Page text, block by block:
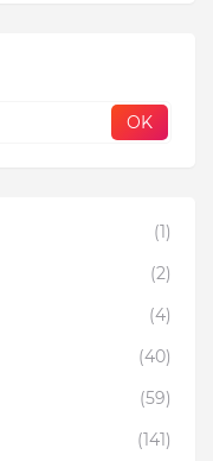
(1)
(2)
(4)
(40)
(59)
(141)